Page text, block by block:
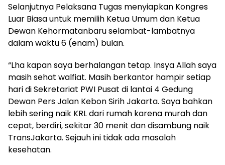
Selanjutnya Pelaksana Tugas menyiapkan Kongres
Luar Biasa untuk memilih Ketua Umum dan Ketua
Dewan Kehormatanbaru selambat-lambatnya
dalam waktu 6 (enam) bulan.
“Lha kapan saya berhalangan tetap. Insya Allah saya
masih sehat walfiat. Masih berkantor hampir setiap
hari di Sekretariat PWI Pusat di lantai 4 Gedung
Dewan Pers Jalan Kebon Sirih Jakarta. Saya bahkan
lebih sering naik KRL dari rumah karena murah dan
cepat, berdiri, sekitar 30 menit dan disambung naik
TransJakarta. Sejauh ini tidak ada masalah
kesehatan.